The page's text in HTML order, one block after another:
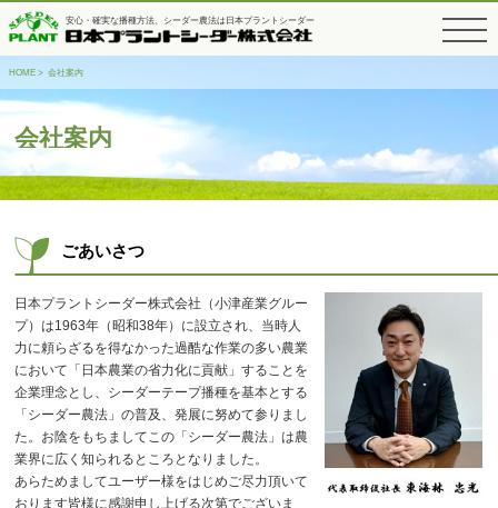
安心・確実な播種方法、シーダー農法は日本プラントシーダー
toggle
HOME > 会社案内
会社案内
ごあいさつ
日本プラントシーダー株式会社（小津産業グルー
プ）は1963年（昭和38年）に設立され、当時人
力に頼らざるを得なかった過酷な作業の多い農業
において「日本農業の省力化に貢献」することを
企業理念とし、シーダーテープ播種を基本とする
「シーダー農法」の普及、発展に努めて参りまし
た。お陰をもちましてこの「シーダー農法」は農
業界に広く知られるところとなりました。
あらためましてユーザー様をはじめご尽力頂いて
おります皆様に感謝申し上げる次第でございま